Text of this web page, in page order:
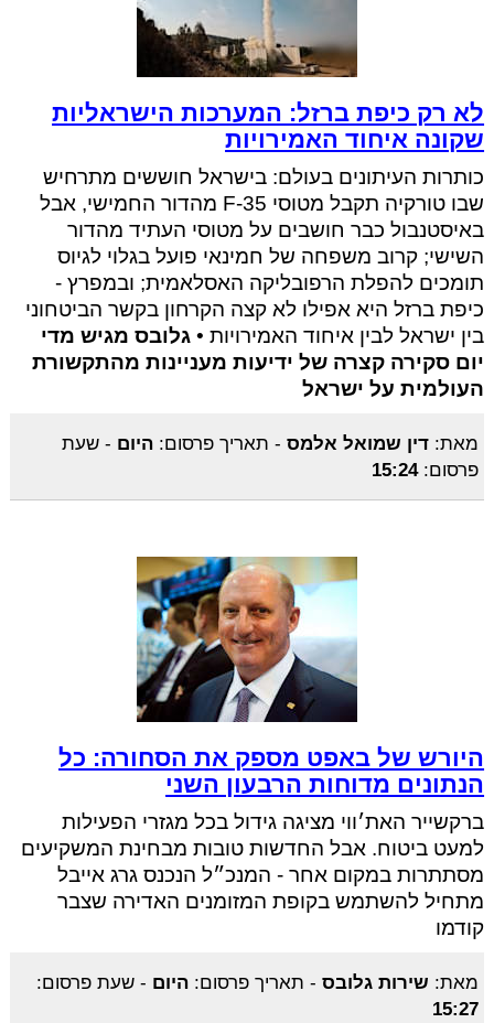
לא רק כיפת ברזל: המערכות הישראליות
שקונה איחוד האמירויות
כותרות העיתונים בעולם: בישראל חוששים מתרחיש
שבו טורקיה תקבל מטוסי F-35 מהדור החמישי, אבל
באיסטנבול כבר חושבים על מטוסי העתיד מהדור
השישי; קרוב משפחה של חמינאי פועל בגלוי לגיוס
תומכים להפלת הרפובליקה האסלאמית; ובמפרץ -
כיפת ברזל היא אפילו לא קצה הקרחון בקשר הביטחוני
בין ישראל לבין איחוד האמירויות • גלובס מגיש מדי
יום סקירה קצרה של ידיעות מעניינות מהתקשורת
העולמית על ישראל
מאת: דין שמואל אלמס- תאריך פרסום: היום - שעת
פרסום:15:24
היורש של באפט מספק את הסחורה: כל
הנתונים מדוחות הרבעון השני
ברקשייר האת׳ווי מציגה גידול בכל מגזרי הפעילות
למעט ביטוח. אבל החדשות טובות מבחינת המשקיעים
מסתתרות במקום אחר - המנכ״ל הנכנס גרג אייבל
מתחיל להשתמש בקופת המזומנים האדירה שצבר
קודמו
מאת: שירות גלובס- תאריך פרסום: היום - שעת פרסום:
15:27